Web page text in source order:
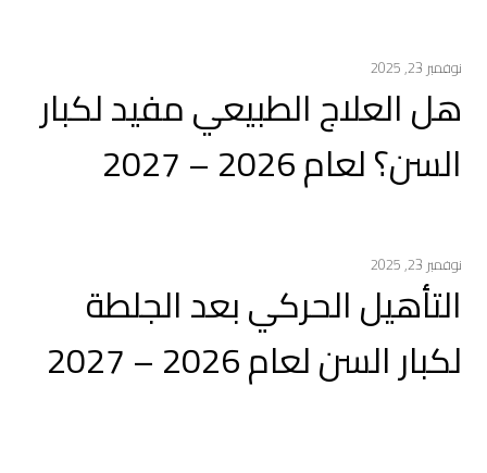
نوفمبر 23, 2025
هل العلاج الطبيعي مفيد لكبار
السن؟ لعام 2026 – 2027
نوفمبر 23, 2025
التأهيل الحركي بعد الجلطة
لكبار السن لعام 2026 – 2027